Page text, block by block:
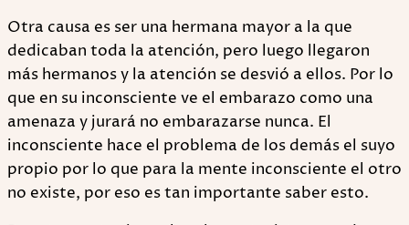
Otra causa es ser una hermana mayor a la que
dedicaban toda la atención, pero luego llegaron
más hermanos y la atención se desvió a ellos. Por lo
que en su inconsciente ve el embarazo como una
amenaza y jurará no embarazarse nunca. El
inconsciente hace el problema de los demás el suyo
propio por lo que para la mente inconsciente el otro
no existe, por eso es tan importante saber esto.